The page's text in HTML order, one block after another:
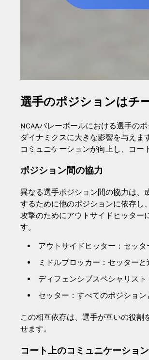
選手のポジションはチ
NCAAバレーボールにおける選手の
ダイナミクスに大きな影響を与えま
コミュニケーションが向上し、コー
ポジション間の協力
異なる選手ポジション間の協力は、
するために他のポジションに依存し
攻撃のためにアウトサイドヒッター
す。
アウトサイドヒッター：セッタ
ミドルブロッカー：セッター
ディフェンシブスペシャリス
セッター：すべてのポジション
この相互依存は、選手が互いの役割
せます。
コート上のコミュニケーション